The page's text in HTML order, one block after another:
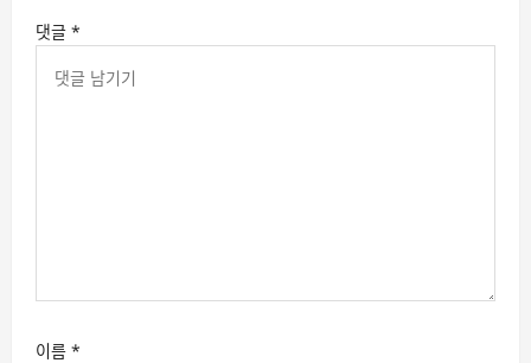
댓글 *
이름 *